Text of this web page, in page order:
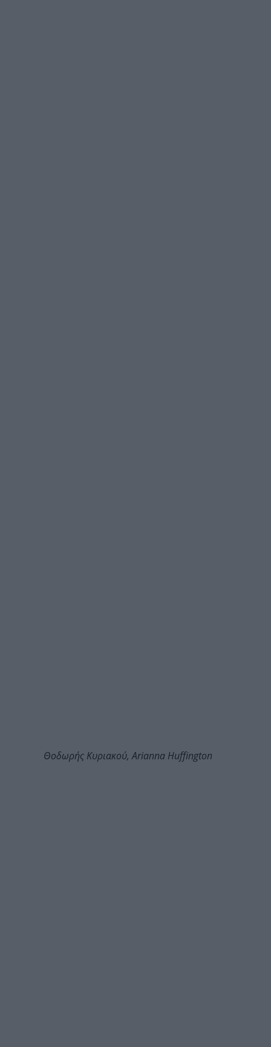
Θοδωρής Κυριακού, Arianna Huffington